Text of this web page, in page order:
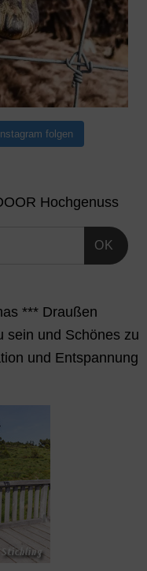
folgen
Hochgenuss
OK
*** Draußen
sein und Schönes zu
und Entspannung